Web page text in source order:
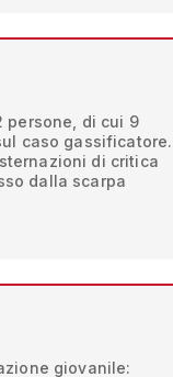
persone, di cui 9
caso gassificatore.
di critica
dalla scarpa
giovanile: